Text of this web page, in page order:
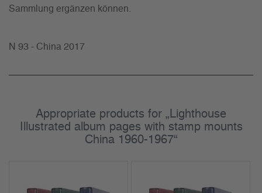
Sammlung ergänzen können.
N 93 - China 2017
Appropriate products for „Lighthouse
Illustrated album pages with stamp mounts
China 1960-1967“